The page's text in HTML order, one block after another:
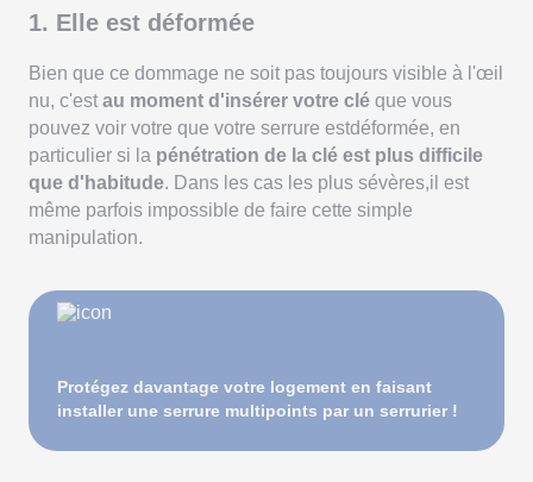
1. Elle est déformée
Bien que ce dommage ne soit pas toujours visible à l'œil
nu, c'est au moment d'insérer votre clé que vous
pouvez voir votre que votre serrure estdéformée, en
particulier si la pénétration de la clé est plus difficile
que d'habitude. Dans les cas les plus sévères,il est
même parfois impossible de faire cette simple
manipulation.
Protégez davantage votre logement en faisant
installer une serrure multipoints par un serrurier !